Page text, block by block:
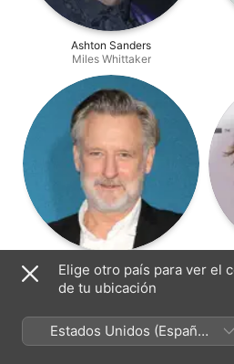
Ashton Sanders
Miles Whittaker
Bill Pullman
Brian Plummer
Elige otro país para ver el
de tu ubicación
Estados Unidos (Español
México)